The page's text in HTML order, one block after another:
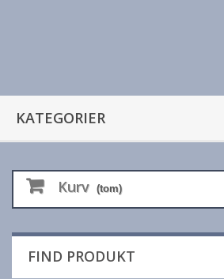
KATEGORIER
Kurv (tom)
FIND PRODUKT